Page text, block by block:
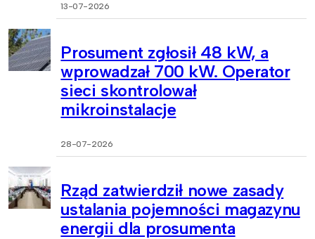
13-07-2026
Prosument zgłosił 48 kW, a
wprowadzał 700 kW. Operator
sieci skontrolował
mikroinstalacje
28-07-2026
Rząd zatwierdził nowe zasady
ustalania pojemności magazynu
energii dla prosumenta